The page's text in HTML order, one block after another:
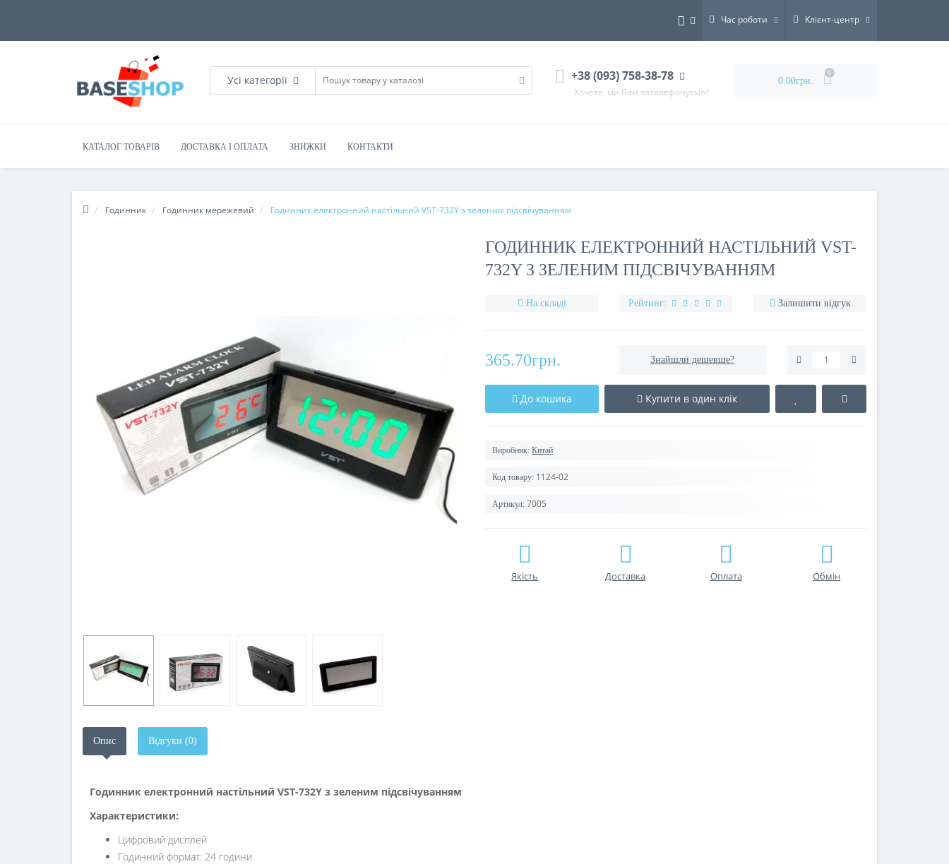
Час роботи Клієнт-центр
Усі категорії +38 (093) 758-38-78
Хочете, ми Вам зателефонуємо?
0.00грн.
0
КАТАЛОГ ТОВАРІВ ДОСТАВКА І ОПЛАТА ЗНИЖКИ КОНТАКТИ
Годинник Годинник мережевий Годинник електронний настільний VST-732Y з зеленим підсвічуванням
ГОДИННИК ЕЛЕКТРОННИЙ НАСТІЛЬНИЙ VST-
732Y З ЗЕЛЕНИМ ПІДСВІЧУВАННЯМ
На складі Рейтинг: Залишити відгук
365.70грн. Знайшли дешевше?
До кошика Купити в один клік
Виробник: Китай
Код товару: 1124-02
Артикул: 7005
Якість Доставка Оплата Обмін
Опис Відгуки (0)
Годинник електронний настільний VST-732Y з зеленим підсвічуванням
Характеристики:
Цифровий дисплей
Годинний формат: 24 години